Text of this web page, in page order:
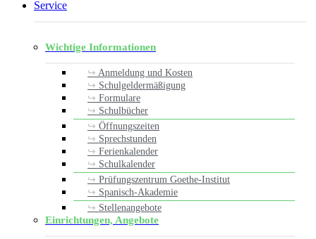
Service
Wichtige Informationen
Anmeldung und Kosten
Schulgeldermäßigung
Formulare
Schulbücher
Öffnungszeiten
Sprechstunden
Ferienkalender
Schulkalender
Prüfungszentrum Goethe-Institut
Spanisch-Akademie
Stellenangebote
Einrichtungen, Angebote